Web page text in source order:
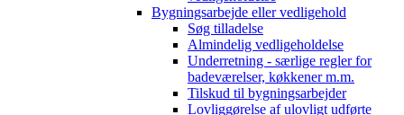
Bygningsarbejde eller vedligehold
Søg tilladelse
Almindelig vedligeholdelse
Underretning - særlige regler for
badeværelser, køkkener m.m.
Tilskud til bygningsarbejder
Lovliggørelse af ulovligt udførte